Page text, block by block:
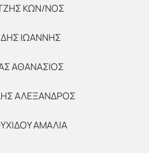
ΚΩΝ/ΝΟΣ
ΙΩΑΝΝΗΣ
ΑΘΑΝΑΣΙΟΣ
ΑΛΕΞΑΝΔΡΟΣ
ΑΜΑΛΙΑ